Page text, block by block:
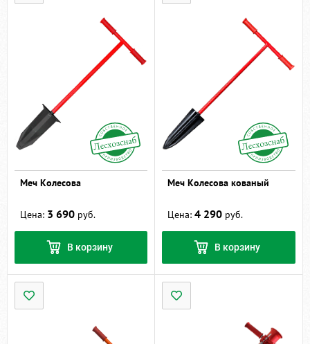
Меч Колесова
Цена: 3 690 руб.
В корзину
Меч Колесова кованый
Цена: 4 290 руб.
В корзину